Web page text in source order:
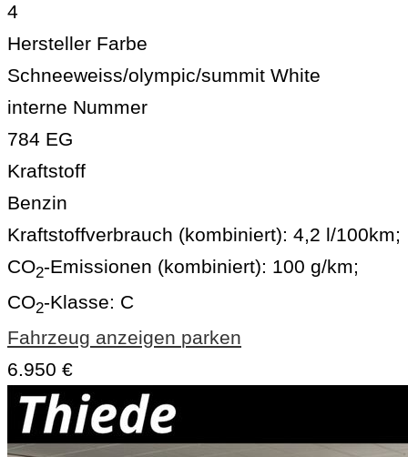
4
Hersteller Farbe
Schneeweiss/olympic/summit White
interne Nummer
784 EG
Kraftstoff
Benzin
Kraftstoffverbrauch (kombiniert): 4,2 l/100km;
CO2-Emissionen (kombiniert): 100 g/km;
CO2-Klasse: C
Fahrzeug anzeigen parken
6.950 €